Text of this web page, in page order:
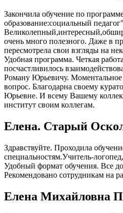
Закончила обучение по
образование:социальный
очень много полезного. Даже в
пересмотрела свои взгляды на
Удобная программа. Четкая
посчастливилось
Роману Юрьевичу.
вопрос. Благодарна своему
Юрьевне. И всему Вашему
институт своим коллегам.
Елена. Старый
Здравствуйте. Проходила
специальностям.Учитель-
Удобный формат обучения. Все
Рекомендовано сотрудникам на
Елена Михайловна